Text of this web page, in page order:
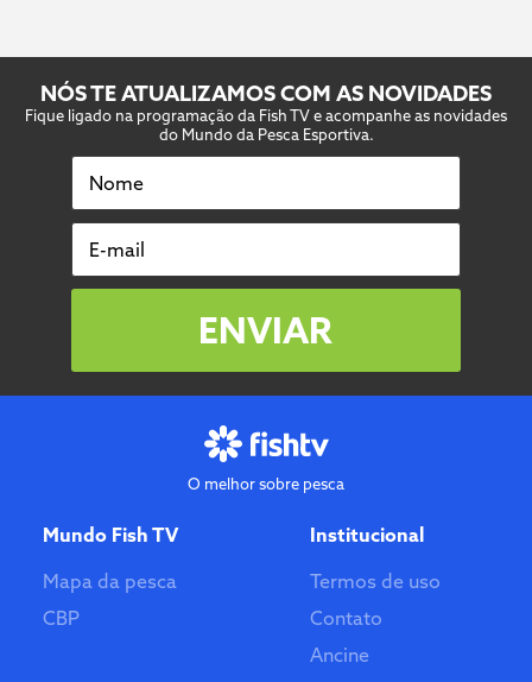
NÓS TE ATUALIZAMOS COM AS NOVIDADES
Fique ligado na programação da Fish TV e acompanhe as novidades
do Mundo da Pesca Esportiva.
Nome
E-mail
ENVIAR
O melhor sobre pesca
Mundo Fish TV
Mapa da pesca
CBP
Institucional
Termos de uso
Contato
Ancine